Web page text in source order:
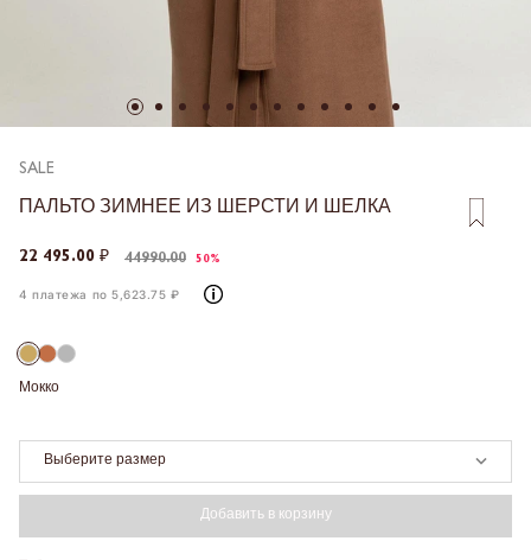
SALE
ПАЛЬТО ЗИМНЕЕ ИЗ ШЕРСТИ И ШЕЛКА
22 495.00 ₽ 44990.00 50%
4 платежа по 5,623.75 ₽
Мокко
Выберите размер
Добавить в корзину